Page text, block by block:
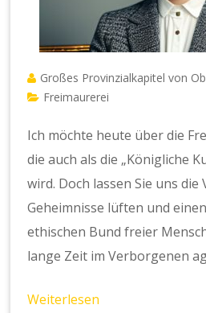
Großes Provinzialkapitel von
Freimaurerei
Ich möchte heute über die
die auch als die „Königliche
wird. Doch lassen Sie uns
Geheimnisse lüften und
ethischen Bund freier
lange Zeit im Verborgenen
Weiterlesen